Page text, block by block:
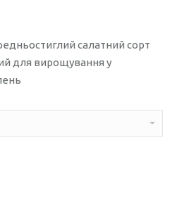
салатний сорт
для вирощування у